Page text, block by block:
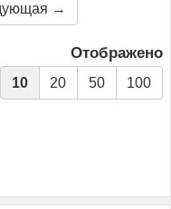
→
Отображено
10 20 50 100